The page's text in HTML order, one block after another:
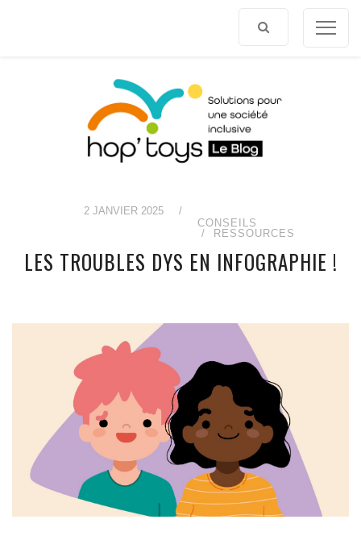
2 JANVIER 2025
/
CONSEILS
RESSOURCES
LES TROUBLES DYS EN INFOGRAPHIE !